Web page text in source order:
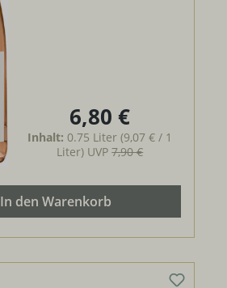
Regulärer Preis:
6,80 €
Inhalt: 0.75 Liter(9,07 € / 1
Liter) UVP7,90 €
In den Warenkorb